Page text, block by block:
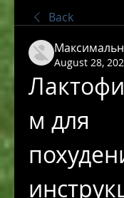
Back
August 28,
м для